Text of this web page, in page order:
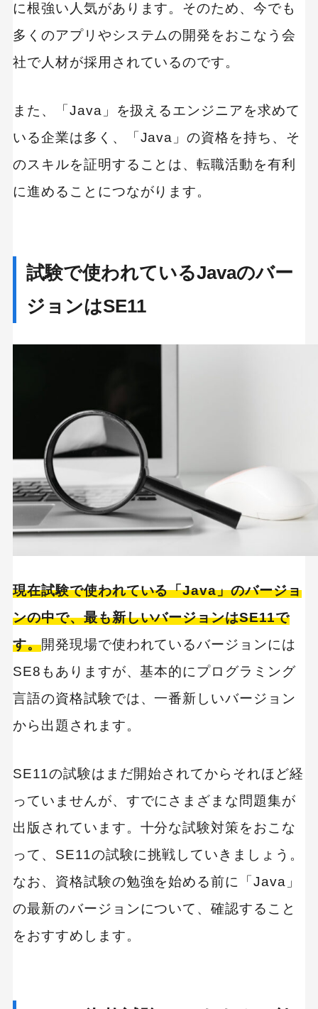
に根強い人気があります。そのため、今でも
多くのアプリやシステムの開発をおこなう会
社で人材が採用されているのです。
また、「Java」を扱えるエンジニアを求めて
いる企業は多く、「Java」の資格を持ち、そ
のスキルを証明することは、転職活動を有利
に進めることにつながります。
試験で使われているJavaのバー
ジョンはSE11
現在試験で使われている「Java」のバージョ
ンの中で、最も新しいバージョンはSE11で
す。開発現場で使われているバージョンには
SE8もありますが、基本的にプログラミング
言語の資格試験では、一番新しいバージョン
から出題されます。
SE11の試験はまだ開始されてからそれほど経
っていませんが、すでにさまざまな問題集が
出版されています。十分な試験対策をおこな
って、SE11の試験に挑戦していきましょう。
なお、資格試験の勉強を始める前に「Java」
の最新のバージョンについて、確認すること
をおすすめします。